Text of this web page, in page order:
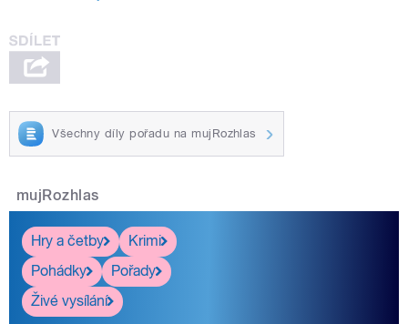
Všechny díly pořadu na mujRozhlas
mujRozhlas
Hry a četby
Krimi
Pohádky
Pořady
Živé vysílání